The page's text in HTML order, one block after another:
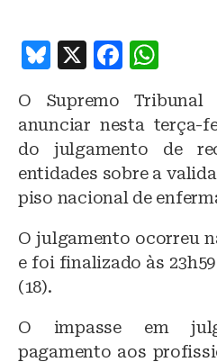
B
e
s
k
y
X
F
c
e
b
o
o
k
at
s
A
p
p
O Supremo Tribunal
anunciar nesta terça-
do julgamento de
entidades sobre a
piso nacional de
O julgamento ocorreu
e foi finalizado às
(18).
O impasse em
pagamento aos